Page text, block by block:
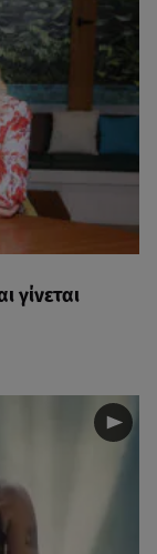
γίνεται